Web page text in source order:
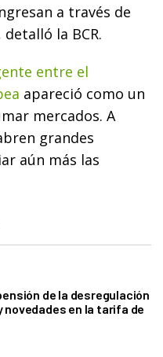
a través de
la BCR.
entre el
apareció como un
mercados. A
grandes
aún más las
de la desregulación
novedades en la tarifa de